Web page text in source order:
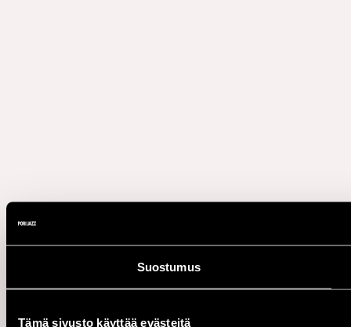
Suostumus
Tämä sivusto käyttää evästeitä